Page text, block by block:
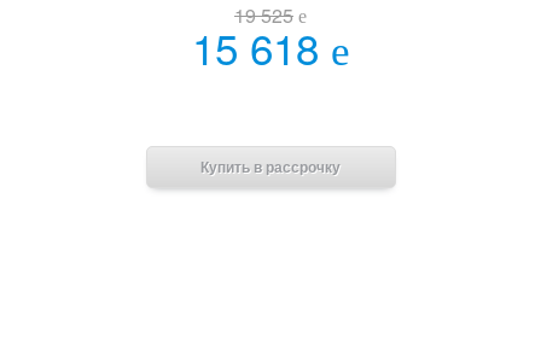
19 525 e
15 618 e
Купить в рассрочку